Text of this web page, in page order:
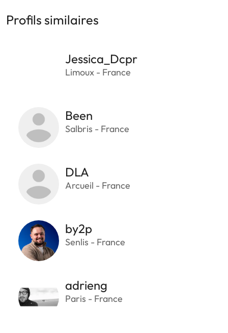
Profils similaires
Jessica_Dcpr
Limoux - France
Been
Salbris - France
DLA
Arcueil - France
by2p
Senlis - France
adrieng
Paris - France